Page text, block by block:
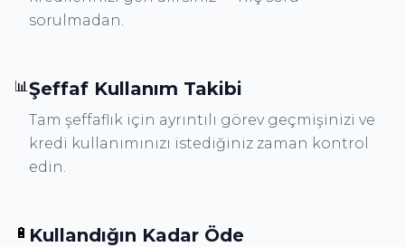
sorulmadan.
📊Şeffaf Kullanım Takibi
Tam şeffaflık için ayrıntılı görev geçmişinizi ve
kredi kullanımınızı istediğiniz zaman kontrol
edin.
🔋 Kullandığın Kadar Öde